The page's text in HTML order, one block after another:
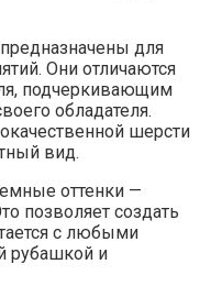
для
Они отличаются
подчеркивающим
обладателя.
шерсти
вид.
оттенки —
позволяет создать
с любыми
рубашкой и